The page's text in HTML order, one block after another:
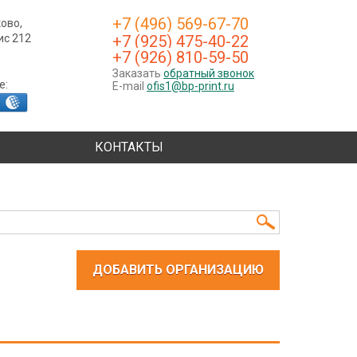
+7 (496) 569-67-70
+7 (925) 475-40-22
+7 (926) 810-59-50
Заказать обратный звонок
E-mail ofis1@bp-print.ru
212
КОНТАКТЫ
ДОБАВИТЬ ОРГАНИЗАЦИЮ